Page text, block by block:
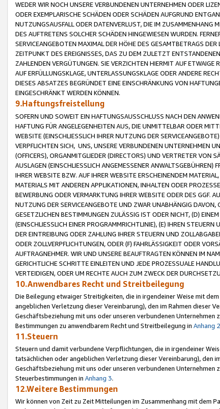
WEDER WIR NOCH UNSERE VERBUNDENEN UNTERNEHMEN ODER
ODER EXEMPLARISCHE SCHÄDEN ODER SCHÄDEN AUFGRUND
NUTZUNGSAUSFALL ODER DATENVERLUST, DIE IM ZUSAMMENHANG
DES AUFTRETENS SOLCHER SCHÄDEN HINGEWIESEN WURDEN.
SERVICEANGEBOTEN MAXIMAL DER HÖHE DES GESAMTBETRAGS
ZEITPUNKT DES EREIGNISSES, DAS ZU DEM ZULETZT
ZAHLENDEN VERGÜTUNGEN. SIE VERZICHTEN HIERMIT AUF
AUF ERFÜLLUNGSKLAGE, UNTERLASSUNGSKLAGE ODER ANDERE
DIESES ABSATZES BEGRÜNDET EINE EINSCHRÄNKUNG VON
EINGESCHRÄNKT WERDEN KÖNNEN.
9.Haftungsfreistellung
SOFERN UND SOWEIT EIN HAFTUNGSAUSSCHLUSS NACH DEN
HAFTUNG FÜR ANGELEGENHEITEN AUS, DIE UNMITTELBAR ODER
WEBSITE (EINSCHLIESSLICH IHRER NUTZUNG DER
VERPFLICHTEN SICH, UNS, UNSERE VERBUNDENEN UNTERNEHMEN
(OFFICERS), ORGANMITGLIEDER (DIRECTORS) UND VERTRETER VON
AUSLAGEN (EINSCHLIESSLICH ANGEMESSENER
IHRER WEBSITE BZW. AUF IHRER WEBSITE ERSCHEINENDEM
MATERIALS MIT ANDEREN APPLIKATIONEN, INHALTEN ODER
BEWERBUNG ODER VERMARKTUNG IHRER WEBSITE ODER DES GGF.
NUTZUNG DER SERVICEANGEBOTE UND ZWAR UNABHÄNGIG
GESETZLICHEN BESTIMMUNGEN ZULÄSSIG IST ODER NICHT, (D)
(EINSCHLIESSLICH EINER PROGRAMMRICHTLINIE), (E) IHREN
DER EINTREIBUNG ODER ZAHLUNG IHRER STEUERN UND
ODER ZOLLVERPFLICHTUNGEN, ODER (F) FAHRLÄSSIGKEIT ODER
AUFTRAGNEHMER. WIR UND UNSERE BEAUFTRAGTEN KÖNNEN IM
GERICHTLICHE SCHRITTE EINLEITEN UND JEDE PROZESSUALE
VERTEIDIGEN, ODER UM RECHTE AUCH ZUM ZWECK DER
10.Anwendbares Recht und Streitbeilegung
Die Beilegung etwaiger Streitigkeiten, die in irgendeiner Weise mit
angeblichen Verletzung dieser Vereinbarung), den im Rahmen dieser
Geschäftsbeziehung mit uns oder unseren verbundenen
Bestimmungen zu anwendbarem Recht und Streitbeilegung in Anhang 2
11.Steuern
Steuern und damit verbundene Verpflichtungen, die in irgendeiner
tatsächlichen oder angeblichen Verletzung dieser Vereinbarung), den
Geschäftsbeziehung mit uns oder unseren verbundenen
Steuerbestimmungen in Anhang 3.
12.Weitere Bestimmungen
Wir können von Zeit zu Zeit Mitteilungen im Zusammenhang mit dem